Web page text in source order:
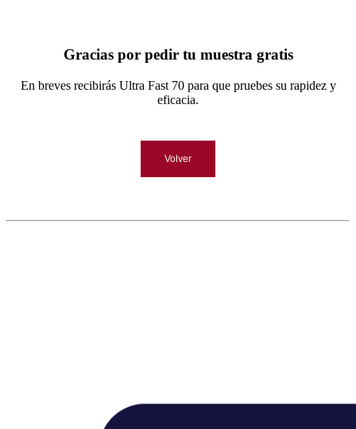
Gracias por pedir tu muestra gratis
En breves recibirás Ultra Fast 70 para que pruebes su rapidez y
eficacia.
Volver